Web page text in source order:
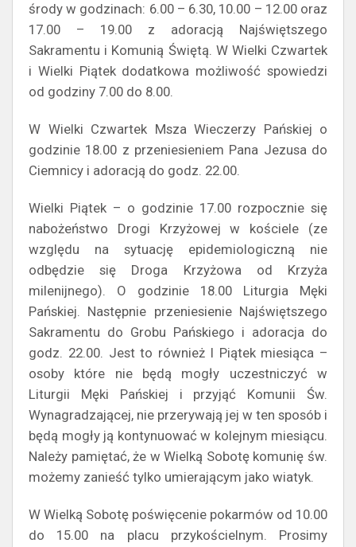
środy w godzinach: 6.00 – 6.30, 10.00 – 12.00 oraz
17.00 – 19.00 z adoracją Najświętszego
Sakramentu i Komunią Świętą. W Wielki Czwartek
i Wielki Piątek dodatkowa możliwość spowiedzi
od godziny 7.00 do 8.00.
W Wielki Czwartek Msza Wieczerzy Pańskiej o
godzinie 18.00 z przeniesieniem Pana Jezusa do
Ciemnicy i adoracją do godz. 22.00.
Wielki Piątek – o godzinie 17.00 rozpocznie się
nabożeństwo Drogi Krzyżowej w kościele (ze
względu na sytuację epidemiologiczną nie
odbędzie się Droga Krzyżowa od Krzyża
milenijnego). O godzinie 18.00 Liturgia Męki
Pańskiej. Następnie przeniesienie Najświętszego
Sakramentu do Grobu Pańskiego i adoracja do
godz. 22.00. Jest to również I Piątek miesiąca –
osoby które nie będą mogły uczestniczyć w
Liturgii Męki Pańskiej i przyjąć Komunii Św.
Wynagradzającej, nie przerywają jej w ten sposób i
będą mogły ją kontynuować w kolejnym miesiącu.
Należy pamiętać, że w Wielką Sobotę komunię św.
możemy zanieść tylko umierającym jako wiatyk.
W Wielką Sobotę poświęcenie pokarmów od 10.00
do 15.00 na placu przykościelnym. Prosimy